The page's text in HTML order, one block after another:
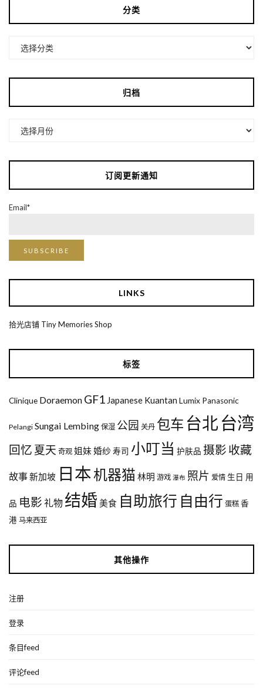
分类
归档
订阅更新通知
Email*
LINKS
拾光店铺 Tiny Memories Shop
标签
Clinique Doraemon GF1 Japanese Kuantan Lumix Panasonic
Pelangi Sungai Lembing 保湿 公园 关丹 包车 台北 台湾
回忆 夏天 奇观 姐妹婚纱 寿司 小叮当 护肤品 摄影 收藏
故事新加坡 日本机器猫 林明 游戏 瀑布 照片 爱情 生日 用
品 电影 礼物 结婚美食 自助旅行 自由行 蛋糕 香
港 马来西亚
其他操作
注册
登录
条目feed
评论feed